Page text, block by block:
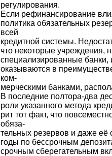
регулирования.
Если рефинансирование
политика обязательных
всей
кредитной системы.
что некоторые учреждения,
специализированные
оказываются в
ком-
мерческими банками,
В последние полтора-два
роли указанного метода
рит тот факт, что
обяза-
тельных резервов и даже
годы по бессрочным
срочным сберегательным